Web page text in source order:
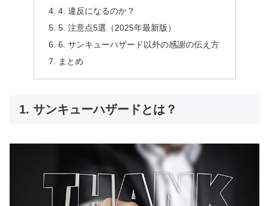
4. 違反になるのか？
5. 注意点5選（2025年最新版）
6. サンキューハザード以外の感謝の伝え方
まとめ
1. サンキューハザードとは？